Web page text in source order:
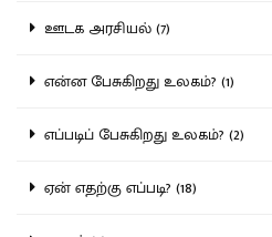
ஊடக அரசியல் (7)
என்ன பேசுகிறது உலகம்? (1)
எப்படிப் பேசுகிறது உலகம்? (2)
ஏன் எதற்கு எப்படி? (18)